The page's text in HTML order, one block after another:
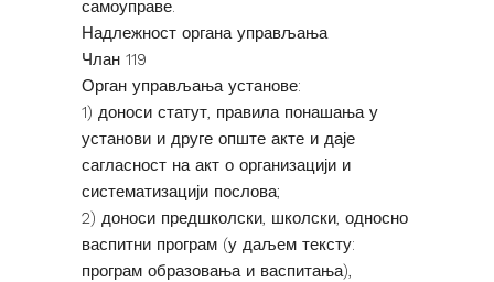
самоуправе.
Надлежност органа управљања
Члан 119
Орган управљања установе:
1) доноси статут, правила понашања у
установи и друге опште акте и даје
сагласност на акт о организацији и
систематизацији послова;
2) доноси предшколски, школски, односно
васпитни програм (у даљем тексту:
програм образовања и васпитања),